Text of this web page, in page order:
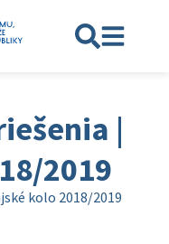
|
2019
kolo 2018/2019